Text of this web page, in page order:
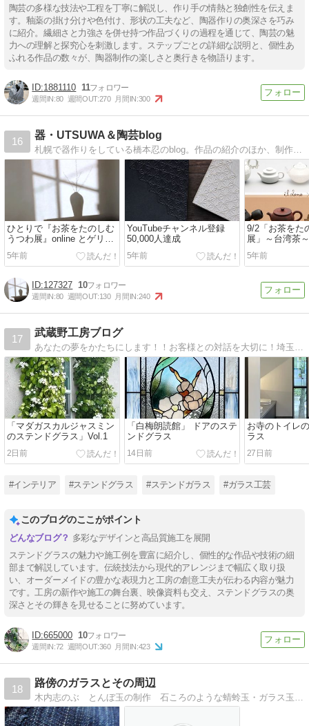
陶芸の多様な技法や工程を丁寧に解説し、作り手の情熱と独創性を伝えま
す。釉薬の掛け分けや色付け、形状の工夫など、陶器作りの奥深さを巧み
に紹介。繊細さと力強さを併せ持つ作品づくりの過程を通じて、陶芸の魅
力への理解と探究心を刺激します。ステップごとの詳細な説明と、個性あ
ふれる作品の数々が、陶器制作の楽しさと奥行きを物語ります。
1881110 11
週間IN:80 週間OUT:270 月間IN:300
16
器・UTSUWA＆陶芸blog
札幌で器作りをしている橋本忍のblog。作品の紹介のほか、制作の様子や技法の紹介などなど。作陶のアイデアにどうぞ。
ひとりで『お茶をたのしむ
うつわ展』online とゲリラ
茶会
5年前
YouTubeチャンネル登録
50,000人達成
5年前
9/2「お茶をた
展」～台湾茶
について
5年前
127327 10
週間IN:80 週間OUT:130 月間IN:240
17
武蔵野工房ブログ
あなたの夢をかたちにします！！お客様との対話を大切に！埼玉県でステンドグラスの工房と教室を行っているステンドグラスの武蔵野工房の制作blogです。
「マダガスカルジャスミン
のステンドグラス」Vol.1
2日前
「白梅朗読館」 ドアのステ
ンドグラス
14日前
お寺のトイレ
ラス
27日前
#インテリア #ステンドグラス #ステンドガラス #ガラス工芸
このブログのここがポイント
多彩なデザインと高品質施工を展開
ステンドグラスの魅力や施工例を豊富に紹介し、個性的な作品や技術の細
部まで解説しています。伝統技法から現代的アレンジまで幅広く取り扱
い、オーダーメイドの豊かな表現力と工房の創意工夫が伝わる内容が魅力
です。工房の新作や施工の舞台裏、映像資料も交え、ステンドグラスの奥
深さとその輝きを見せることに努めています。
665000 10
週間IN:72 週間OUT:360 月間IN:423
18
路傍のガラスとその周辺